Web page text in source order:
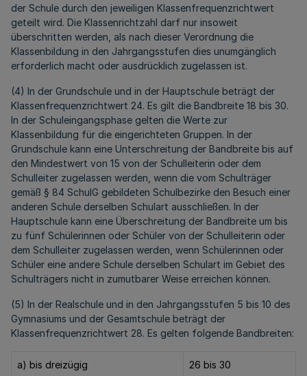
der Schule durch den jeweiligen Klassenfrequenzrichtwert
geteilt wird. Die Klassenrichtzahl darf nur insoweit
überschritten werden, als nach dieser Verordnung die
Klassenbildung in den Jahrgangsstufen dies unumgänglich
erforderlich macht oder ausdrücklich zugelassen ist.
(4) In der Grundschule und in der Hauptschule beträgt der
Klassenfrequenzrichtwert 24. Es gilt die Bandbreite 18 bis 30.
In der Schuleingangsphase gelten die Werte zur
Klassenbildung für die eingerichteten Gruppen. In der
Grundschule kann eine Unterschreitung der Bandbreite bis auf
den Mindestwert von 15 von der Schulleiterin oder dem
Schulleiter zugelassen werden, wenn die vom Schulträger
gemäß § 84 SchulG gebildeten Schulbezirke den Besuch einer
anderen Schule derselben Schulart ausschließen. In der
Hauptschule kann eine Überschreitung der Bandbreite um bis
zu fünf Schülerinnen oder Schüler von der Schulleiterin oder
dem Schulleiter zugelassen werden, wenn Schülerinnen oder
Schüler eine andere Schule derselben Schulart im Gebiet des
Schulträgers nicht in zumutbarer Weise erreichen können.
(5) In der Realschule und in den Jahrgangsstufen 5 bis 10 des
Gymnasiums und der Gesamtschule beträgt der
Klassenfrequenzrichtwert 28. Es gelten folgende Bandbreiten:
a) bis dreizügig 26 bis 30